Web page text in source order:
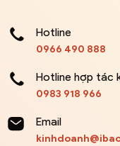
Hotline
0966 490 888
Hotline hợp tác
0983 918 966
Email